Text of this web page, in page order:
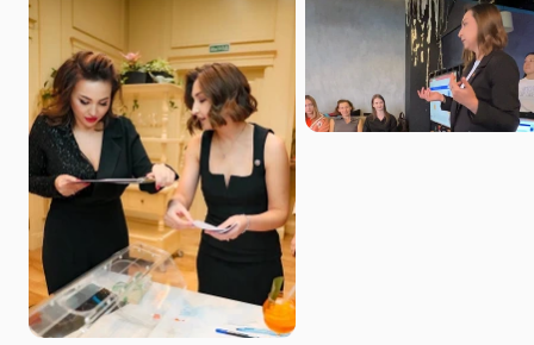
открываете для себя новые
возможности для личного и
профессионального развития,
улучшаете качество своей жизни и
обретаете доступ к ресурсам, которые
помогают вам достигать большего.
Тарифы на 1 и 12 месяцев.